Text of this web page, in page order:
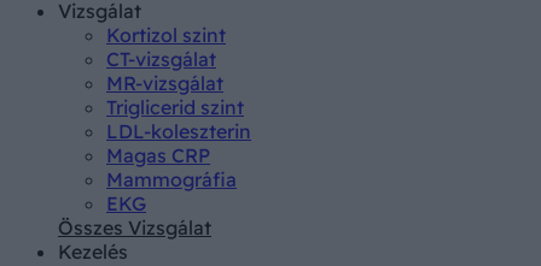
Vizsgálat
Kortizol szint
CT-vizsgálat
MR-vizsgálat
Triglicerid szint
LDL-koleszterin
Magas CRP
Mammográfia
EKG
Összes Vizsgálat
Kezelés